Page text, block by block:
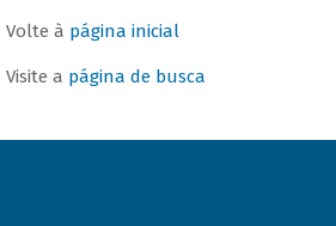
Volte à página inicial
Visite a página de busca